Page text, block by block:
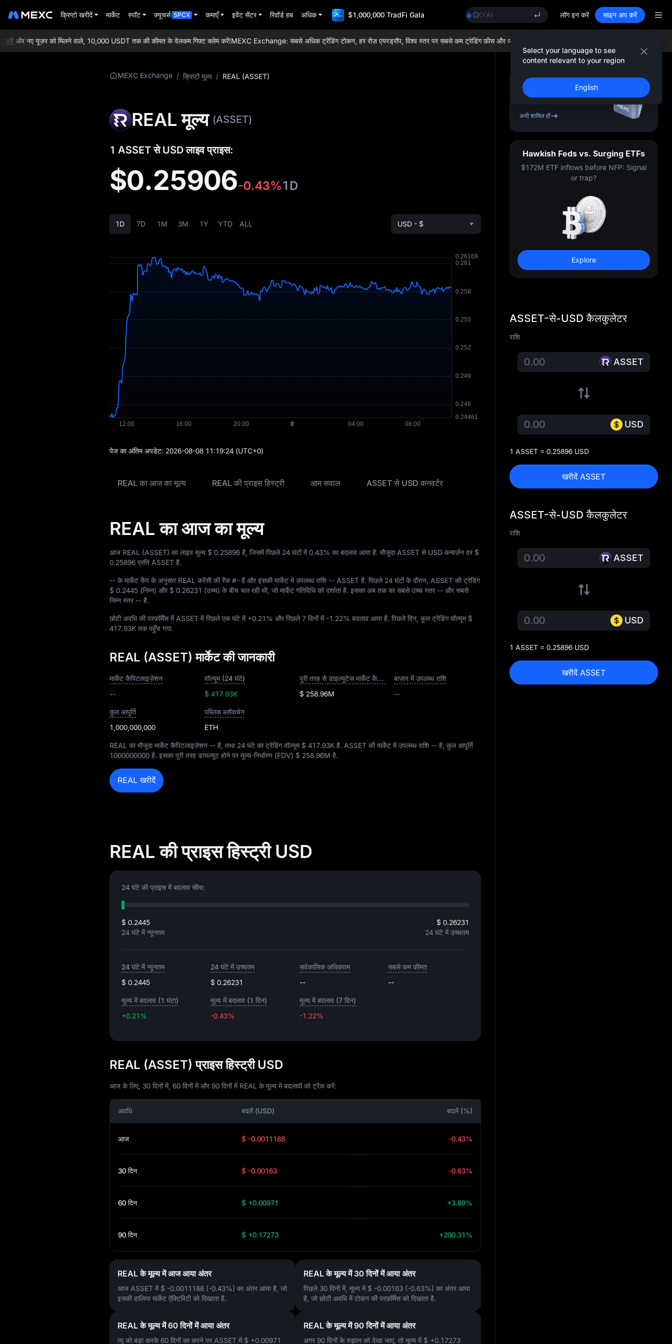
क्रिप्टो खरीदें मार्केट स्पॉट फ़्यूचर्स SPCX कमाएँ इवेंट सेंटर रिवॉर्ड हब अधिक $1,000,000 TradFi Gala
SKYAI
UNITREE STAR Market Subscription on Aug 10
SPCX rises despite lock-up expiry
UNITREE STAR Market Subscription on Aug 10
SPCX rises despite lock-up expiry
लॉग इन करें साइन अप करें
Select your language to see
content relevant to your region
English
और नए यूज़र को मिलने वाले, 10,000 USDT तक की कीमत के वेलकम गिफ़्ट क्लेम करें!MEXC Exchange: सबसे अधिक ट्रेंडिंग टोकन, हर रोज़ एयरड्रॉप, विश्व स्तर पर सबसे कम ट्रेडिंग फ़ीस और व्यापक लिक्विडिटी का आनंद लें!
MEXC Exchange / क्रिप्टो मूल्य / REAL (ASSET)
REAL मूल्य (ASSET)
1 ASSET से USD लाइव प्राइस:
$0.25906-0.43%1D
1D 7D 1M 3M 1Y YTD ALL USD - $
पेज का अंतिम अपडेट: 2026-08-08 11:19:24 (UTC+0)
REAL का आज का मूल्य REAL की प्राइस हिस्ट्री आम सवाल ASSET से USD कनवर्टर
REAL का आज का मूल्य
आज REAL (ASSET) का लाइव मूल्य $ 0.25896 है, जिसमें पिछले 24 घंटों में0.43% का बदलाव आया है. मौजूदा ASSET से USD कन्वर्ज़न दर $
0.25896 प्रति ASSET है.
-- के मार्केट कैप के अनुसार REAL करेंसी की रैंक#- है और इसकी मार्केट में उपलब्ध राशि -- ASSET है. पिछले 24 घंटों के दौरान, ASSET की ट्रेडिंग
$ 0.2445 (निम्न) और $ 0.26231 (उच्च) के बीच चल रही थी, जो मार्केट गतिविधि को दर्शाता है. इसका अब तक का सबसे उच्च स्तर -- और सबसे
निम्न स्तर -- है.
छोटी अवधि की परफ़ॉर्मेंस में ASSET में पिछले एक घंटे में +0.21% और पिछले 7 दिनों में -1.22% बदलाव आया है. पिछले दिन, कुल ट्रेडिंग वॉल्यूम $
417.93K तक पहुँच गया.
REAL (ASSET) मार्केट की जानकारी
मार्केट कैपिटलाइज़ेशन
--
वॉल्यूम (24 घंटे)
$ 417.93K
पूरी तरह से डाइल्यूटेज मार्केट कैपिटलाइज़ेशन
$ 258.96M
बाज़ार में उपलब्ध राशि
--
कुल आपूर्ति
1,000,000,000
पब्लिक ब्लॉकचेन
ETH
REAL का मौजूदा मार्केट कैपिटलाइज़ेशन -- है, तथा 24 घंटे का ट्रेडिंग वॉल्यूम $ 417.93K है. ASSET की मार्केट में उपलब्ध राशि -- है, कुल आपूर्ति
1000000000 है. इसका पूरी तरह डायल्यूट होने पर मूल्य-निर्धारण (FDV) $ 258.96M है.
REAL खरीदें
REAL की प्राइस हिस्ट्री USD
24 घंटे की प्राइस में बदलाव सीमा:
$ 0.2445
24 घंटे में न्यूनतम
$ 0.26231
24 घंटे में उच्चतम
24 घंटे में न्यूनतम
$ 0.2445
24 घंटे में उच्चतम
$ 0.26231
सर्वकालिक अधिकतम
--
सबसे कम कीमत
--
मूल्य में बदलाव (1 घंटा)
+0.21%
मूल्य में बदलाव (1 दिन)
-0.43%
मूल्य में बदलाव (7 दिन)
-1.22%
REAL (ASSET) प्राइस हिस्ट्री USD
आज के लिए, 30 दिनों में, 60 दिनों में और 90 दिनों में REAL के मूल्य में बदलावों को ट्रैक करें:
अवधि बदलें (USD) बदलें (%)
आज $ -0.0011188 -0.43%
30 दिन $ -0.00163 -0.63%
60 दिन $ +0.00971 +3.89%
90 दिन $ +0.17273 +200.31%
REAL के मूल्य में आज आया अंतर
आज ASSET में $ -0.0011188 (-0.43%) का अंतर आया है, जो
इसकी हालिया मार्केट ऐक्टिविटी को दिखाता है.
REAL के मूल्य में 30 दिनों में आया अंतर
पिछले 30 दिनों में, मूल्य में $ -0.00163 (-0.63%) का अंतर आया
है, जो छोटी अवधि में टोकन की परफ़ॉर्मेस को दिखाता है.
REAL के मूल्य में 60 दिनों में आया अंतर
व्यू को बड़ा करके 60 दिनों का करने पर ASSET में $ +0.00971
REAL के मूल्य में 90 दिनों में आया अंतर
अगर 90 दिनों के रुझान को देखा जाए, तो मूल्य में $ +0.17273
साइन अप करें और
10,000
USDT तक का बोनस पाएँ
अभी शामिल हों
Hawkish Feds vs. Surging ETFs
$172M ETF inflows before NFP: Signal
or trap?
Explore
ASSET-से-USD कैलकुलेटर
राशि
ASSET
USD
1 ASSET = 0.25896 USD
खरीदें ASSET
ASSET-से-USD कैलकुलेटर
राशि
ASSET
USD
1 ASSET = 0.25896 USD
खरीदें ASSET